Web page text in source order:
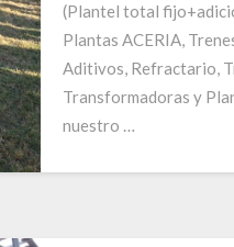
(Plantel total
Plantas ACERIA,
Aditivos, Refractario,
Transformadoras y
nuestro …